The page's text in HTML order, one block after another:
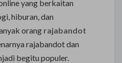
yang berkaitan
hiburan, dan
orang rajabandot
rajabandot dan
begitu populer.